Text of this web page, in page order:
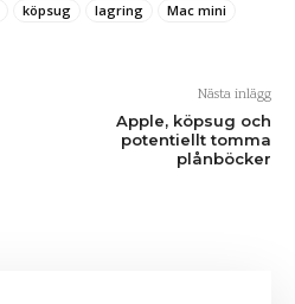
köpsug lagring Mac mini
Nästa inlägg
Apple, köpsug och
potentiellt tomma
plånböcker